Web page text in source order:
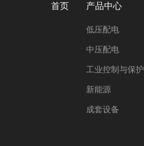
首页 产品中心
低压配电
中压配电
工业控制与保护
新能源
成套设备